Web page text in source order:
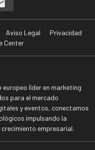
Aviso Legal
Privacidad
Center
europeo líder en marketing
para el mercado
y eventos, conectamos
impulsando la
empresarial.